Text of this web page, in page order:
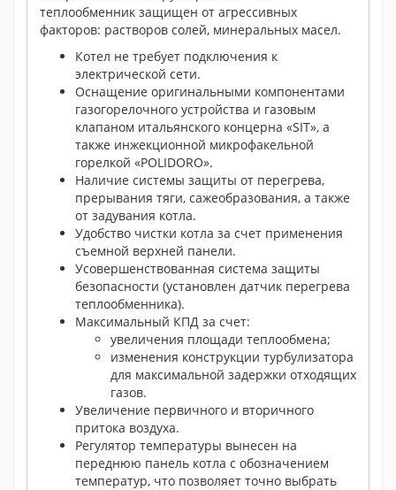
теплообменник защищен от агрессивных
факторов: растворов солей, минеральных масел.
Котел не требует подключения к
электрической сети.
Оснащение оригинальными компонентами
газогорелочного устройства и газовым
клапаном итальянского концерна «SIT», а
также инжекционной микрофакельной
горелкой «POLIDORO».
Наличие системы защиты от перегрева,
прерывания тяги, сажеобразования, а также
от задувания котла.
Удобство чистки котла за счет применения
съемной верхней панели.
Усовершенствованная система защиты
безопасности (установлен датчик перегрева
теплообменника).
Максимальный КПД за счет:
увеличения площади теплообмена;
изменения конструкции турбулизатора
для максимальной задержки отходящих
газов.
Увеличение первичного и вторичного
притока воздуха.
Регулятор температуры вынесен на
переднюю панель котла с обозначением
температур, что позволяет точно выбрать